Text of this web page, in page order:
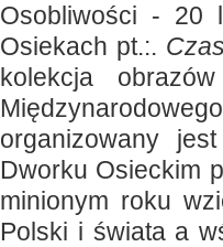
Osobliwości - 20
Osiekach pt.:.
kolekcja
organizowany
Dworku Osieckim
minionym roku
Polski i świata a